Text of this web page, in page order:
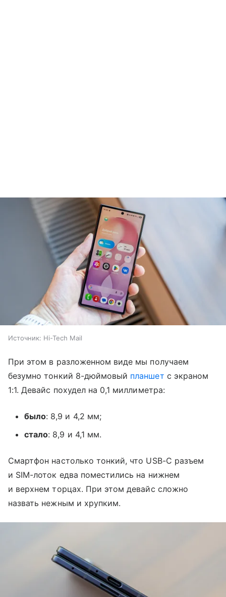
Источник: Hi-Tech Mail
При этом в разложенном виде мы получаем
безумно тонкий 8-дюймовый планшет с экраном
1:1. Девайс похудел на 0,1 миллиметра:
было: 8,9 и 4,2 мм;
стало: 8,9 и 4,1 мм.
Смартфон настолько тонкий, что USB-C разъем
и SIM-лоток едва поместились на нижнем
и верхнем торцах. При этом девайс сложно
назвать нежным и хрупким.